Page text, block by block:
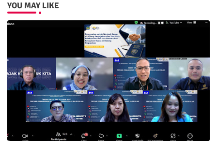
YOU MAY LIKE